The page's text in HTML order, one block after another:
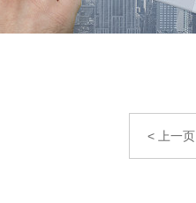
< 上一页